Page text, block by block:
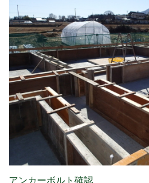
アンカーボルト確認